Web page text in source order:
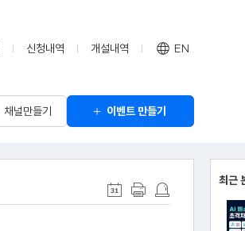
신청내역 개설내역 EN
채널만들기 이벤트 만들기
최근